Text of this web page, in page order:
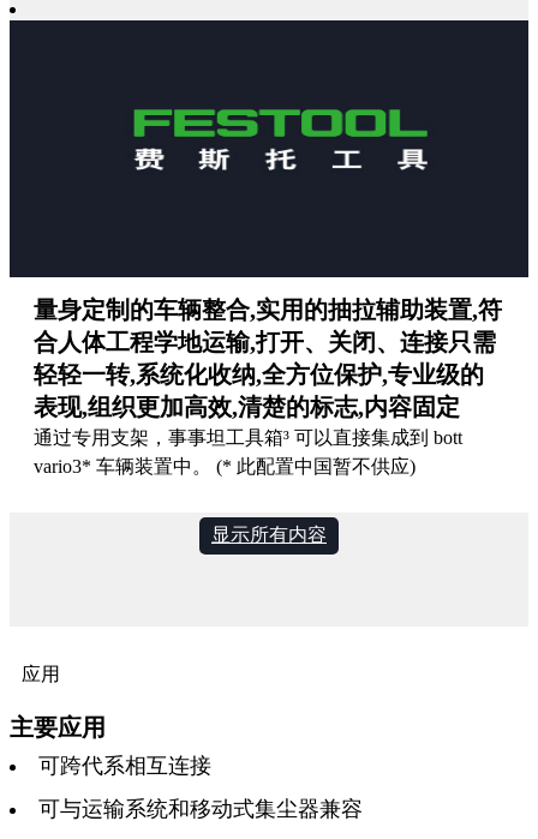
量身定制的车辆整合,实用的抽拉辅助装置,符
合人体工程学地运输,打开、关闭、连接只需
轻轻一转,系统化收纳,全方位保护,专业级的
表现,组织更加高效,清楚的标志,内容固定
通过专用支架，事事坦工具箱³ 可以直接集成到 bott
vario3* 车辆装置中。 (* 此配置中国暂不供应)
显示所有内容
应用
主要应用
可跨代系相互连接
可与运输系统和移动式集尘器兼容